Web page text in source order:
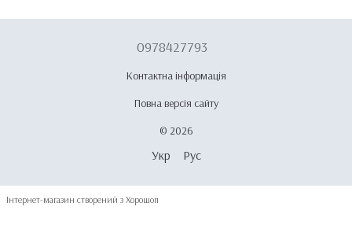
0978427793
Контактна інформація
Повна версія сайту
© 2026
Укр Рус
Інтернет-магазин створений з Хорошоп